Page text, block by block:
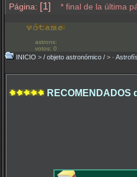
Página: [1] * final de la última
astrons:
votos: 0
INICIO > / objeto astronómico / > ·